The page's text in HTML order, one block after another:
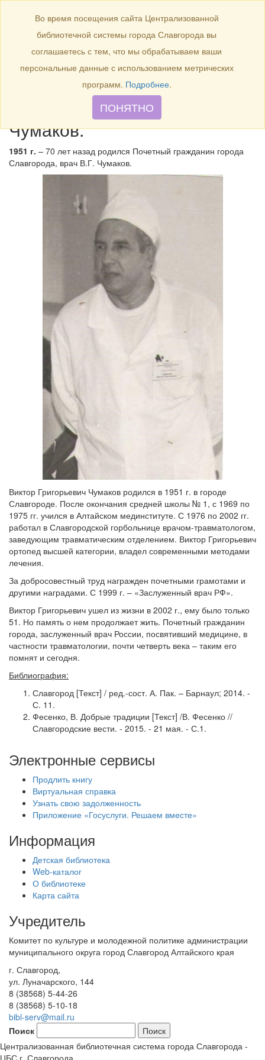
Toggle
navigation
БИБЛИОТЕКА
1951 г. – 70 лет назад
родился Почетный
гражданин города
Славгорода, врач В.Г.
Чумаков.
1951 г. – 70 лет назад родился Почетный гражданин города
Славгорода, врач В.Г. Чумаков.
Виктор Григорьевич Чумаков родился в 1951 г. в городе
Славгороде. После окончания средней школы № 1, с 1969 по
1975 гг. учился в Алтайском мединституте. С 1976 по 2002 гг.
работал в Славгородской горбольнице врачом-травматологом,
заведующим травматическим отделением. Виктор Григорьевич
ортопед высшей категории, владел современными методами
лечения.
За добросовестный труд награжден почетными грамотами и
другими наградами. С 1999 г. – «Заслуженный врач РФ».
Виктор Григорьевич ушел из жизни в 2002 г., ему было только
51. Но память о нем продолжает жить. Почетный гражданин
города, заслуженный врач России, посвятивший медицине, в
частности травматологии, почти четверть века – таким его
помнят и сегодня.
Библиография:
Славгород [Текст] / ред.-сост. А. Пак. – Барнаул; 2014. -
С. 11.
Фесенко, В. Добрые традиции [Текст] /В. Фесенко //
Славгородские вести. - 2015. - 21 мая. - С.1.
Электронные сервисы
Продлить книгу
Виртуальная справка
Узнать свою задолженность
Приложение «Госуслуги. Решаем вместе»
Информация
Детская библиотека
Web-каталог
О библиотеке
Карта сайта
Учредитель
Комитет по культуре и молодежной политике администрации
муниципального округа город Славгород Алтайского края
г. Славгород,
ул. Луначарского, 144
8 (38568) 5-44-26
8 (38568) 5-10-18
bibl-serv@mail.ru
Поиск
Централизованная библиотечная система города Славгорода -
ЦБС г. Славгорода
Во время посещения сайта Централизованной
библиотечной системы города Славгорода вы
соглашаетесь с тем, что мы обрабатываем ваши
персональные данные с использованием метрических
программ. Подробнее.
ПОНЯТНО